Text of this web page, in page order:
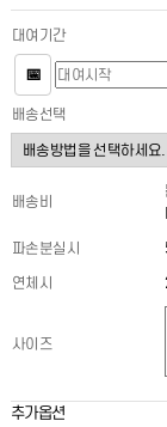
대여기간
📅
배송선택
배송비
파손분실시
연체시
사이즈
추가옵션